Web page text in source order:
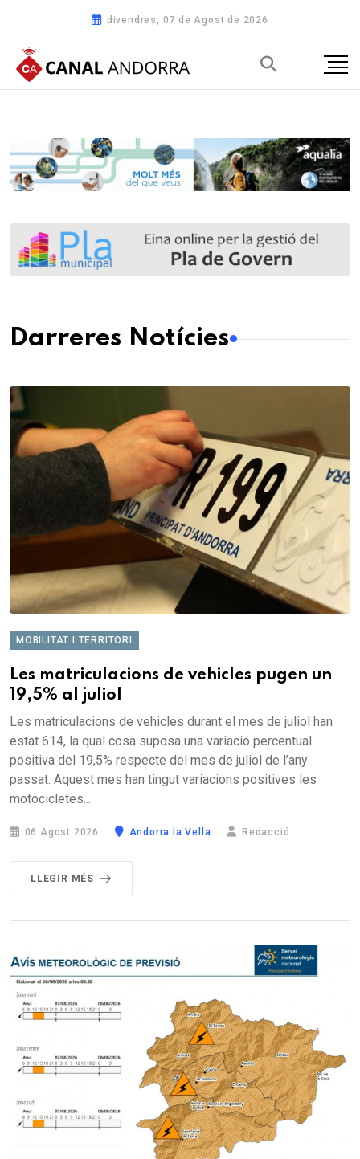
divendres, 07 de Agost de 2026
Darreres Notícies
MOBILITAT I TERRITORI
Les matriculacions de vehicles pugen un
19,5% al juliol
Les matriculacions de vehicles durant el mes de juliol han
estat 614, la qual cosa suposa una variació percentual
positiva del 19,5% respecte del mes de juliol de l’any
passat. Aquest mes han tingut variacions positives les
motocicletes...
06 Agost 2026 Andorra la Vella Redacció
LLEGIR MÉS